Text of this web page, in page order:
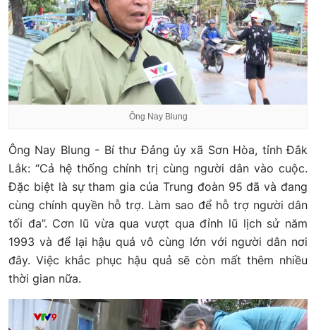
Ông Nay Blung
Ông Nay Blung - Bí thư Đảng ủy xã Sơn Hòa, tỉnh Đắk
Lắk: “Cả hệ thống chính trị cùng người dân vào cuộc.
Đặc biệt là sự tham gia của Trung đoàn 95 đã và đang
cùng chính quyền hỗ trợ. Làm sao để hỗ trợ người dân
tối đa”. Cơn lũ vừa qua vượt qua đỉnh lũ lịch sử năm
1993 và để lại hậu quả vô cùng lớn với người dân nơi
đây. Việc khắc phục hậu quả sẽ còn mất thêm nhiều
thời gian nữa.